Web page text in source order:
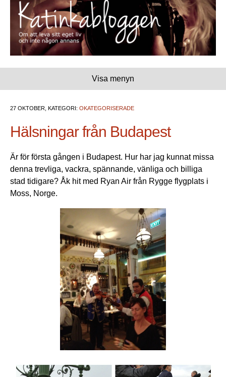
Visa menyn
27 OKTOBER, KATEGORI: OKATEGORISERADE
Hälsningar från Budapest
Är för första gången i Budapest. Hur har jag kunnat missa
denna trevliga, vackra, spännande, vänliga och billiga
stad tidigare? Åk hit med Ryan Air från Rygge flygplats i
Moss, Norge.